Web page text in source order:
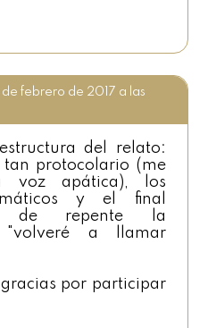
de febrero de 2017 a las
del relato:
tan protocolario (me
voz apática), los
y el final
de repente la
"volveré a llamar
por participar